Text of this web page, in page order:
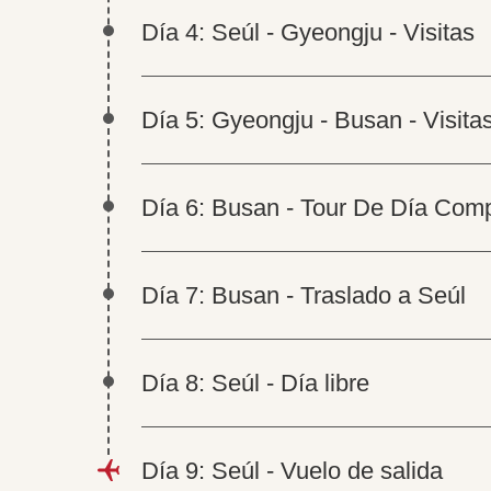
Día 4: Seúl - Gyeongju - Visitas
Día 5: Gyeongju - Busan -
Día 6: Busan - Tour De Día
Día 7: Busan - Traslado a Seúl
Día 8: Seúl - Día libre
Día 9: Seúl - Vuelo de salida